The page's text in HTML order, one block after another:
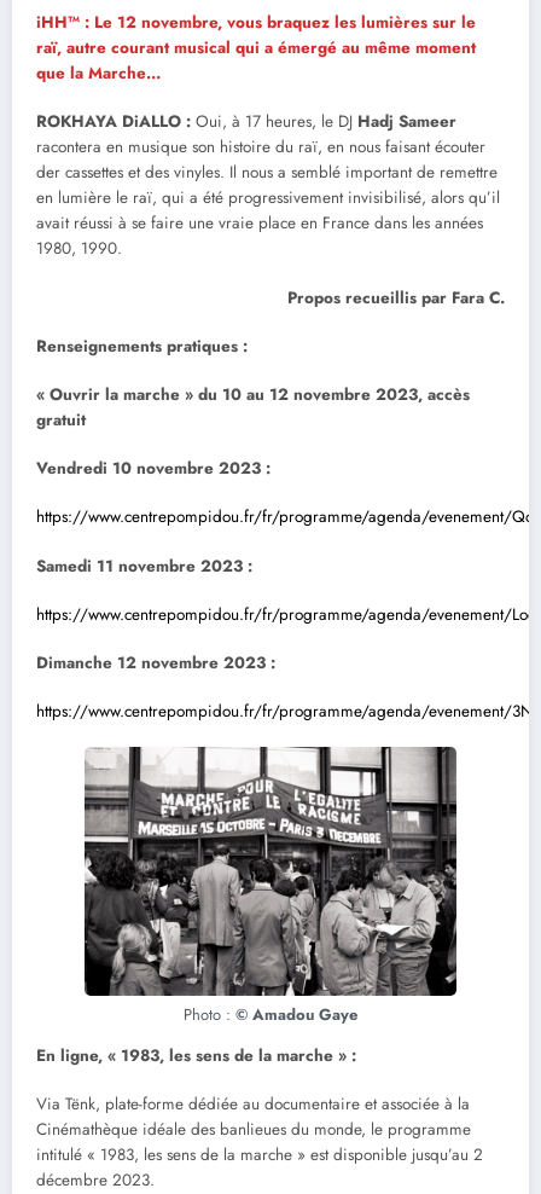
iHH™ : Le 12 novembre, vous braquez les lumières sur le
raï, autre courant musical qui a émergé au même moment
que la Marche…
ROKHAYA DiALLO : Oui, à 17 heures, le DJ Hadj Sameer
racontera en musique son histoire du raï, en nous faisant écouter
der cassettes et des vinyles. Il nous a semblé important de remettre
en lumière le raï, qui a été progressivement invisibilisé, alors qu’il
avait réussi à se faire une vraie place en France dans les années
1980, 1990.
Propos recueillis par Fara C.
Renseignements pratiques :
« Ouvrir la marche » du 10 au 12 novembre 2023, accès
gratuit
Vendredi 10 novembre 2023 :
https://www.centrepompidou.fr/fr/programme/agenda/evenement/
Samedi 11 novembre 2023 :
https://www.centrepompidou.fr/fr/programme/agenda/evenement/
Dimanche 12 novembre 2023 :
https://www.centrepompidou.fr/fr/programme/agenda/evenement/
Photo : © Amadou Gaye
En ligne, « 1983, les sens de la marche » :
Via Tënk, plate-forme dédiée au documentaire et associée à la
Cinémathèque idéale des banlieues du monde, le programme
intitulé « 1983, les sens de la marche » est disponible jusqu’au 2
décembre 2023.